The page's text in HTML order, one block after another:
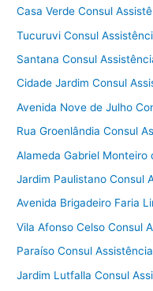
Casa Verde Consul
Tucuruvi Consul
Santana Consul
Cidade Jardim Consul
Avenida Nove de Julho
Rua Groenlândia Consul
Alameda Gabriel Monteiro
Jardim Paulistano Consul
Avenida Brigadeiro Faria
Vila Afonso Celso Consul
Paraíso Consul Assistência
Jardim Lutfalla Consul